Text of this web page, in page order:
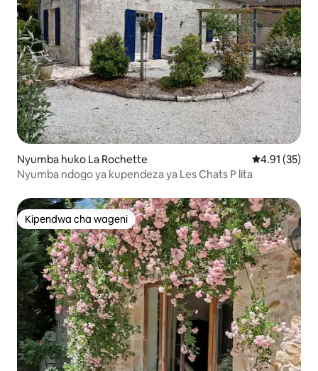
Nyumba huko La Rochette Ukadiriaji wa
4.91 (35)
Nyumba ndogo ya kupendeza ya Les Chats P lita
Kipendwa cha wageni
Kipendwa cha wageni